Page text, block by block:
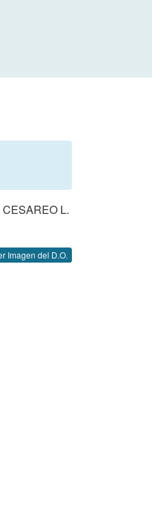
L.
Imagen del D.O.